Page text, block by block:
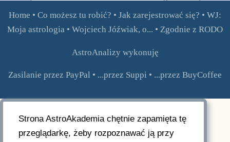
Home • Co możesz tu robić? • Jak zarejestrować się? • WJ:
Moja astrologia • Wojciech Jóźwiak, o... • Zgodnie z RODO
AstroAnalizy wykonuję
Zasilanie przez PayPal • ...przez Suppi • ...przez BuyCoffee
Strona AstroAkademia chętnie zapamięta tę
przeglądarkę, żeby rozpoznawać ją przy